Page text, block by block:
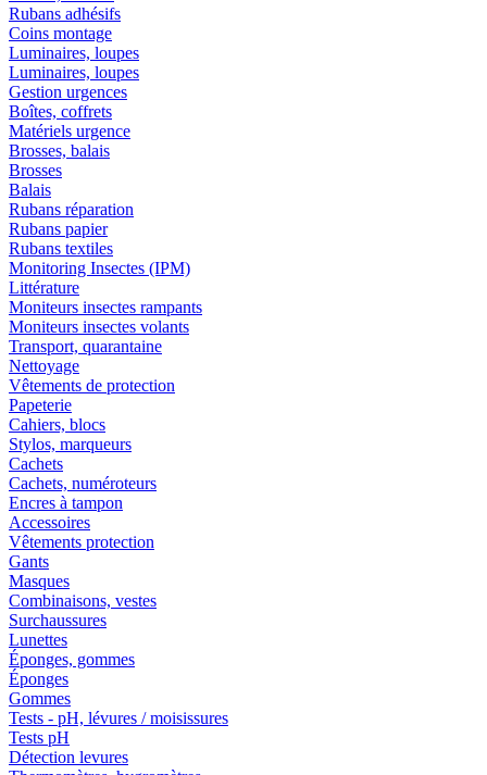
Rubans adhésifs
Coins montage
Luminaires, loupes
Luminaires, loupes
Gestion urgences
Boîtes, coffrets
Matériels urgence
Brosses, balais
Brosses
Balais
Rubans réparation
Rubans papier
Rubans textiles
Monitoring Insectes (IPM)
Littérature
Moniteurs insectes rampants
Moniteurs insectes volants
Transport, quarantaine
Nettoyage
Vêtements de protection
Papeterie
Cahiers, blocs
Stylos, marqueurs
Cachets
Cachets, numéroteurs
Encres à tampon
Accessoires
Vêtements protection
Gants
Masques
Combinaisons, vestes
Surchaussures
Lunettes
Éponges, gommes
Éponges
Gommes
Tests - pH, lévures / moisissures
Tests pH
Détection levures